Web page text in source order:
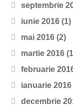
septembrie
iunie 2016 (1)
mai 2016 (2)
martie 2016
februarie
ianuarie 2016
decembrie